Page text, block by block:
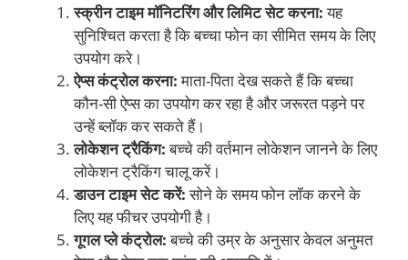
स्क्रीन टाइम मॉनिटरिंग और लिमिट सेट करना:यह
सुनिश्चित करता है कि बच्चा फोन का सीमित समय के लिए
उपयोग करे।
ऐप्स कंट्रोल करना:माता-पिता देख सकते हैं कि बच्चा
कौन-सी ऐप्स का उपयोग कर रहा है और जरूरत पड़ने पर
उन्हें ब्लॉक कर सकते हैं।
लोकेशन ट्रैकिंग:बच्चे की वर्तमान लोकेशन जानने के लिए
लोकेशन ट्रैकिंग चालू करें।
डाउन टाइम सेट करें:सोने के समय फोन लॉक करने के
लिए यह फीचर उपयोगी है।
गूगल प्ले कंट्रोल:बच्चे की उम्र के अनुसार केवल अनुमत